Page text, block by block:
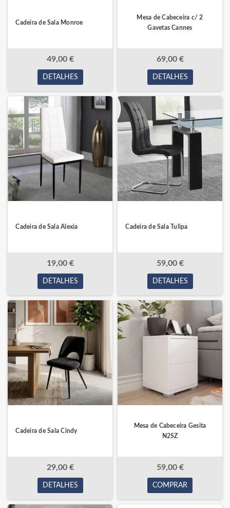
Cadeira de Sala Monroe
49,00 €
DETALHES
Mesa de Cabeceira c/ 2
Gavetas Cannes
69,00 €
DETALHES
Cadeira de Sala Alexia
19,00 €
DETALHES
Cadeira de Sala Tulipa
59,00 €
DETALHES
Cadeira de Sala Cindy
29,00 €
DETALHES
Mesa de Cabeceira Gesita
N2SZ
59,00 €
COMPRAR